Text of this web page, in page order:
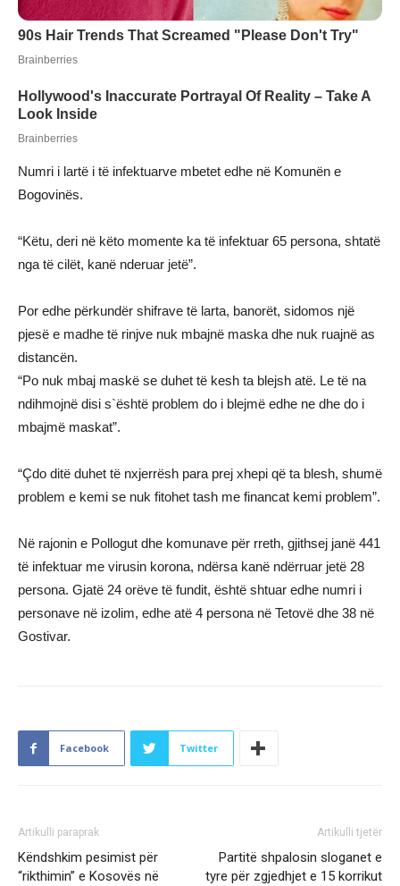
Numri i lartë i të infektuarve mbetet edhe në Komunën e
Bogovinës.
“Këtu, deri në këto momente ka të infektuar 65 persona, shtatë
nga të cilët, kanë nderuar jetë”.
Por edhe përkundër shifrave të larta, banorët, sidomos një
pjesë e madhe të rinjve nuk mbajnë maska dhe nuk ruajnë as
distancën.
“Po nuk mbaj maskë se duhet të kesh ta blejsh atë. Le të na
ndihmojnë disi s`është problem do i blejmë edhe ne dhe do i
mbajmë maskat”.
“Çdo ditë duhet të nxjerrësh para prej xhepi që ta blesh, shumë
problem e kemi se nuk fitohet tash me financat kemi problem”.
Në rajonin e Pollogut dhe komunave për rreth, gjithsej janë 441
të infektuar me virusin korona, ndërsa kanë ndërruar jetë 28
persona. Gjatë 24 orëve të fundit, është shtuar edhe numri i
personave në izolim, edhe atë 4 persona në Tetovë dhe 38 në
Gostivar.
Facebook Twitter
Artikulli paraprak
Këndshkim pesimist për
“rikthimin” e Kosovës në
Artikulli tjetër
Partitë shpalosin sloganet e
tyre për zgjedhjet e 15 korrikut